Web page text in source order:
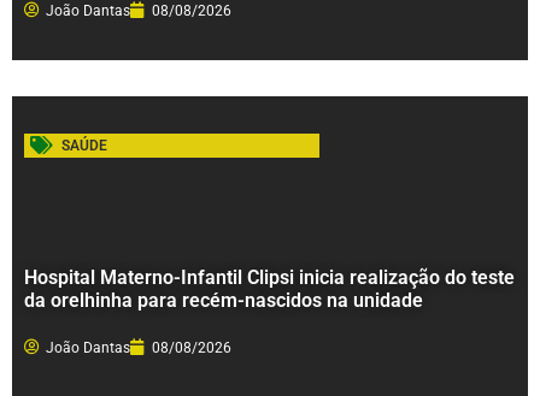
João Dantas 08/08/2026
SAÚDE
Hospital Materno-Infantil Clipsi inicia realização do teste
da orelhinha para recém-nascidos na unidade
João Dantas 08/08/2026